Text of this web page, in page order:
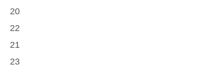
20
22
21
23